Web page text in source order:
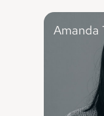
Amanda